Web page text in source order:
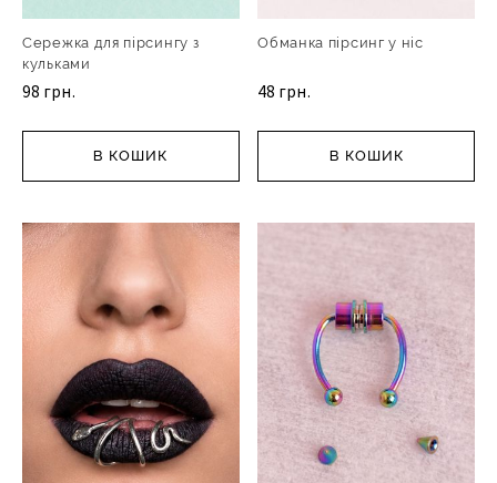
Сережка для пірсингу з
кульками
98 грн.
В КОШИК
Обманка пірсинг у ніс
48 грн.
В КОШИК